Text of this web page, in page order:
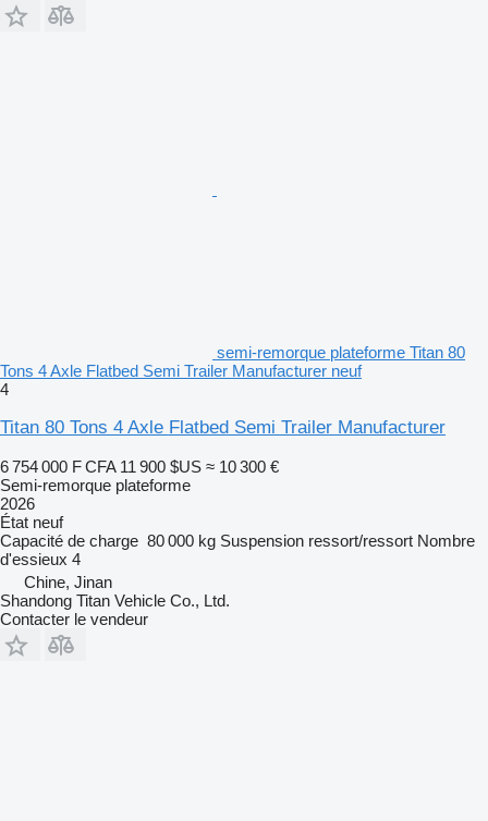
semi-remorque plateforme Titan 80
Tons 4 Axle Flatbed Semi Trailer Manufacturer neuf
4
Titan 80 Tons 4 Axle Flatbed Semi Trailer Manufacturer
6 754 000 F CFA 11 900 $US ≈ 10 300 €
Semi-remorque plateforme
2026
État neuf
Capacité de charge 80 000 kg Suspension ressort/ressort Nombre
d'essieux 4
Chine, Jinan
Shandong Titan Vehicle Co., Ltd.
Contacter le vendeur